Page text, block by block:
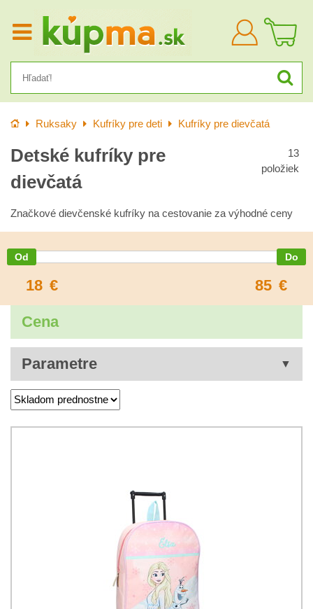
Prihlásiť
sa
Úvod Ruksaky Kufríky pre deti Kufríky pre dievčatá
Detské kufríky pre
dievčatá
13
položiek
Značkové dievčenské kufríky na cestovanie za výhodné ceny
18 € 85 €
Cena
Parametre